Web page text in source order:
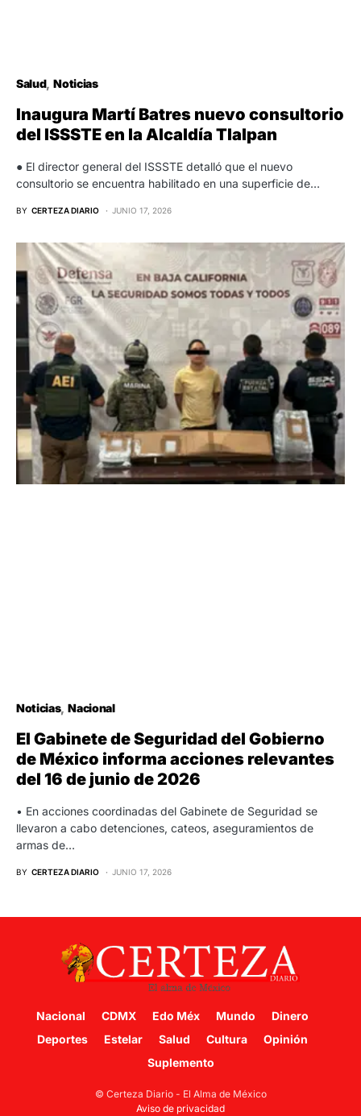
Salud Noticias
Inaugura Martí Batres nuevo consultorio
del ISSSTE en la Alcaldía Tlalpan
● El director general del ISSSTE detalló que el nuevo
consultorio se encuentra habilitado en una superficie de…
BY CERTEZA DIARIO JUNIO 17, 2026
Noticias Nacional
El Gabinete de Seguridad del Gobierno
de México informa acciones relevantes
del 16 de junio de 2026
• En acciones coordinadas del Gabinete de Seguridad se
llevaron a cabo detenciones, cateos, aseguramientos de
armas de…
BY CERTEZA DIARIO JUNIO 17, 2026
Nacional CDMX Edo Méx Mundo
Dinero
Deportes
Estelar Salud Cultura
Opinión
Suplemento
© Certeza Diario - El Alma de México
Aviso de privacidad